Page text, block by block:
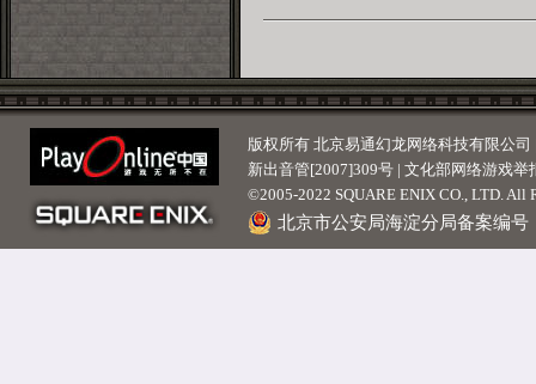
版权所有 北京易通幻龙网络科技有限公
新出音管[2007]309号 | 文化部网络游戏
©2005-2022 SQUARE ENIX CO., LTD. All
北京市公安局海淀分局备案编号